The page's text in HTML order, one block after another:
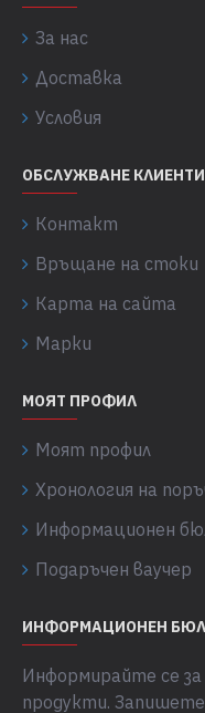
За нас
Доставка
Условия
ОБСЛУЖВАНЕ КЛИЕНТИ
Контакт
Връщане на стоки
Карта на сайта
Марки
МОЯТ ПРОФИЛ
Моят профил
Хронология на
Информационен
Подаръчен ваучер
ИНФОРМАЦИОНЕН
Информирайте се
продукти.